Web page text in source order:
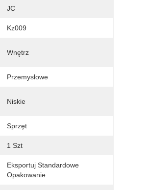
JC
Kz009
Wnętrz
Przemysłowe
Niskie
Sprzęt
1 Szt
Eksportuj Standardowe
Opakowanie